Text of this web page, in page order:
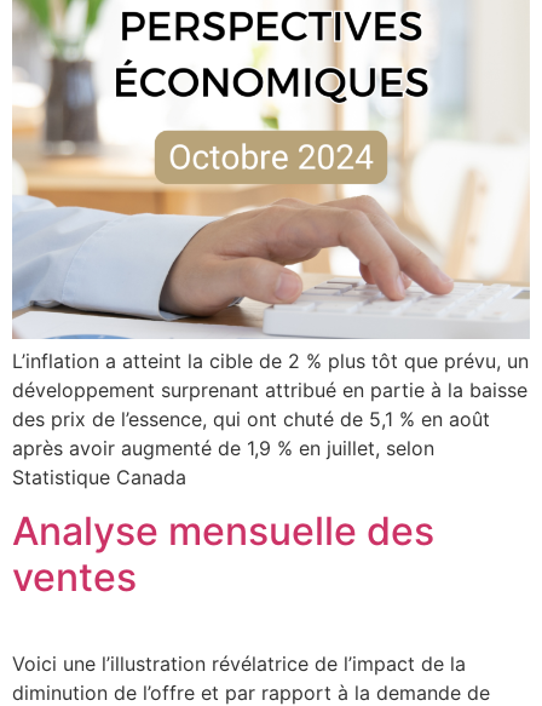
L’inflation a atteint la cible de 2 % plus tôt que prévu, un
développement surprenant attribué en partie à la baisse
des prix de l’essence, qui ont chuté de 5,1 % en août
après avoir augmenté de 1,9 % en juillet, selon
Statistique Canada
Analyse mensuelle des
ventes
Voici une l’illustration révélatrice de l’impact de la
diminution de l’offre et par rapport à la demande de